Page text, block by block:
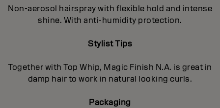
Non-aerosol hairspray with flexible hold and intense
shine. With anti-humidity protection.
Stylist Tips
Together with Top Whip, Magic Finish N.A. is great in
damp hair to work in natural looking curls.
Packaging